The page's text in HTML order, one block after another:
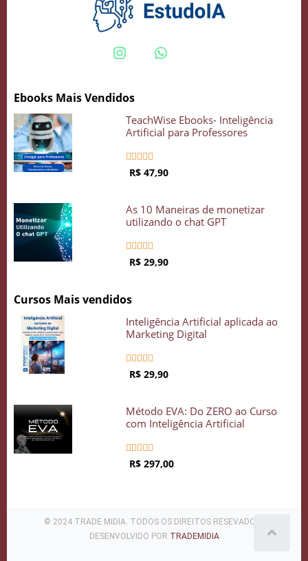
Ebooks Mais Vendidos
TeachWise Ebooks- Inteligência
Artificial para Professores
    
R$ 47,90
As 10 Maneiras de monetizar
utilizando o chat GPT
    
R$ 29,90
Cursos Mais vendidos
Inteligência Artificial aplicada ao
Marketing Digital
    
R$ 29,90
Método EVA: Do ZERO ao Curso
com Inteligência Artificial
    
R$ 297,00
© 2024 TRADE MIDIA. TODOS OS DIREITOS RESEVADOS .
DESENVOLVIDO POR TRADEMIDIA
Crie seu Avatar com Inteligência Artificial
COMECE GRÁTIS